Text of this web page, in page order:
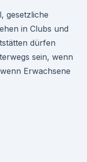
gesetzliche
in Clubs und
dürfen
sein, wenn
Erwachsene